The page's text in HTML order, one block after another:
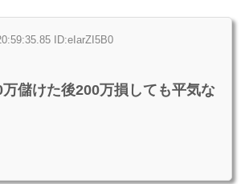
ID:eIarZI5B0
儲けた後200万損しても平気な